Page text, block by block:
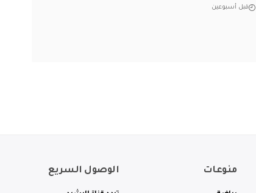
قبل أسبوعين
منوعات الوصول السريع